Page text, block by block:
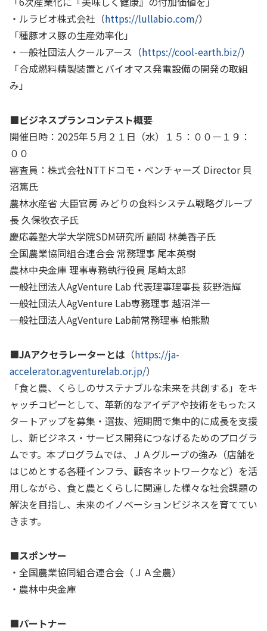
・ルラビオ株式会社（https://lullabio.com/）
「種豚オス豚の生産効率化」
・一般社団法人クールアース（https://cool-earth.biz/）
「合成燃料精製装置とバイオマス発電設備の開発の取組
み」
■ビジネスプランコンテスト概要
開催日時：2025年５月２１日（水）１５：００―１９：
００
審査員：株式会社NTT ドコモ・ベンチャーズ Director 貝
沼篤氏
農林水産省 大臣官房 みどりの食料システム戦略グループ
長 久保牧衣子氏
慶応義塾大学大学院SDM研究所 顧問 林美香子氏
全国農業協同組合連合会 常務理事 尾本英樹
農林中央金庫 理事専務執行役員 尾崎太郎
一般社団法人AgVenture Lab代表理事理事長 荻野浩輝
一般社団法人AgVenture Lab専務理事 越沼洋一
一般社団法人AgVenture Lab前常務理事 柏熊勲
■JAアクセラレーターとは （https://ja-
accelerator.agventurelab.or.jp/）
「食と農、くらしのサステナブルな未来を共創する」をキ
ャッチコピーとして、革新的なアイデアや技術をもったス
タートアップを募集・選抜、短期間で集中的に成長を支援
し、新ビジネス・サービス開発につなげるためのプログラ
ムです。本プログラムでは、ＪＡグループの強み（店舗を
はじめとする各種インフラ、顧客ネットワークなど）を活
用しながら、食と農とくらしに関連した様々な社会課題の
解決を目指し、未来のイノベーションビジネスを育ててい
きます。
■スポンサー
・全国農業協同組合連合会（ＪＡ全農）
・農林中央金庫
■パートナー